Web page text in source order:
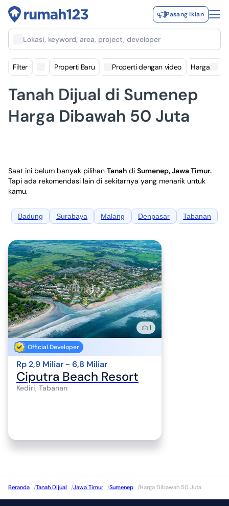
Pasang Iklan
Lokasi, keyword, area, project, developer
Filter Properti Baru Properti dengan video Harga
Tanah Dijual di Sumenep
Harga Dibawah 50 Juta
Saat ini belum banyak pilihan Tanah di Sumenep, Jawa Timur.
Tapi ada rekomendasi lain di sekitarnya yang menarik untuk
kamu.
Badung Surabaya Malang Denpasar Tabanan
1
Official Developer
Rp 2,9 Miliar - 6,8 Miliar
Ciputra Beach Resort
Kediri, Tabanan
Beranda /Tanah Dijual /Jawa Timur /Sumenep /Harga Dibawah 50 Juta